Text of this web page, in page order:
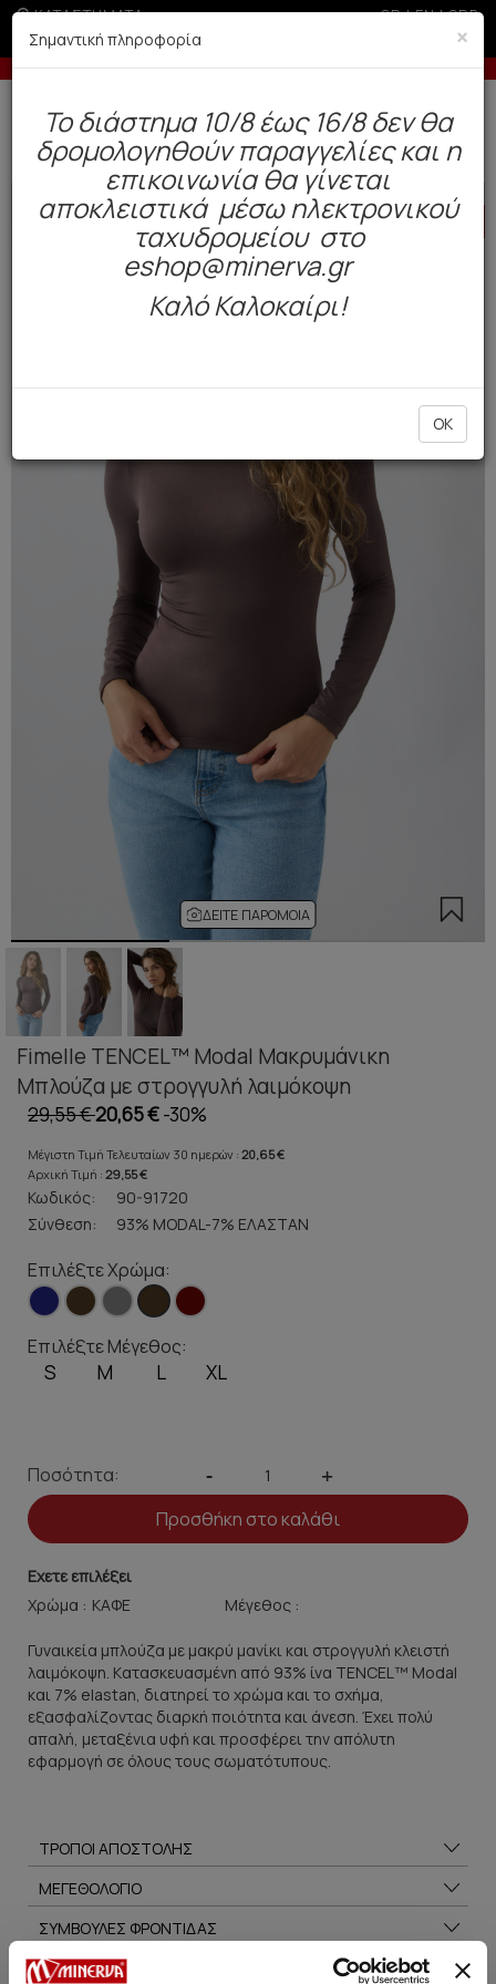
ΚΑΤΑΣΤΗΜΑΤΑ GR|EN|SRB
-10% σε παραγγελίες άνω των 200€
Δωρεάν αποστολή άνω των 49€. Παράδοση σε 3-5 εργάσιμες.
Γυναίκα Εσώρουχα Everyday Φανελάκια
HOT
ΔΕΊΤΕ ΠΑΡΌΜΟΙΑ
Fimelle TENCEL™ Modal Μακρυμάνικη
Μπλούζα με στρογγυλή λαιμόκοψη
29,55 €20,65 €-30%
Μέγιστη Τιμή Τελευταίων 30 ημερών : 20,65 €
Αρχική Τιμή : 29,55 €
Κωδικός:
90-91720
Σύνθεση:
93% MODAL-7% ΕΛΑΣΤΑΝ
Επιλέξτε Χρώμα:
Επιλέξτε Μέγεθος:
S M L XL
Ποσότητα: - +
Προσθήκη στο καλάθι
Εχετε επιλέξει
Χρώμα :
Μέγεθος :
Γυναικεία μπλούζα με μακρύ μανίκι και στρογγυλή κλειστή
λαιμόκοψη. Kατασκευασμένη από 93% ίνα TENCEL™ Modal
και 7% elastan, διατηρεί το χρώμα και το σχήμα,
εξασφαλίζοντας διαρκή ποιότητα και άνεση. Έχει πολύ
απαλή, μεταξένια υφή και προσφέρει την απόλυτη
εφαρμογή σε όλους τους σωματότυπους.
ΤΡΟΠΟΙ ΑΠΟΣΤΟΛΗΣ
ΜΕΓΕΘΟΛΟΓΙΟ
ΣΥΜΒΟΥΛΕΣ ΦΡΟΝΤΙΔΑΣ
×
Σημαντική πληροφορία
To διάστημα 10/8 έως 16/8 δεν θα
δρομολογηθούν παραγγελίες και η
επικοινωνία θα γίνεται
αποκλειστικά μέσω ηλεκτρονικού
ταχυδρομείου στο
eshop@minerva.gr
Καλό Καλοκαίρι!
OK